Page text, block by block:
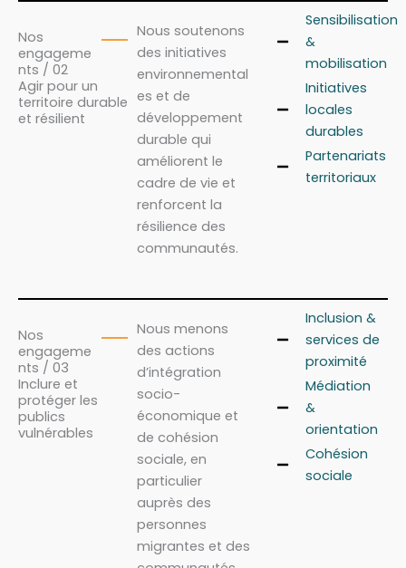
Nos
engageme
nts / 02
Agir pour un
territoire durable
et résilient
Nous soutenons
des initiatives
environnemental
es et de
développement
durable qui
améliorent le
cadre de vie et
renforcent la
résilience des
communautés.
Sensibilisation
&
mobilisation
Initiatives
locales
durables
Partenariats
territoriaux
Nos
engageme
nts / 03
Inclure et
protéger les
publics
vulnérables
Nous menons
des actions
d’intégration
socio-
économique et
de cohésion
sociale, en
particulier
auprès des
personnes
migrantes et des
Inclusion &
services de
proximité
Médiation
&
orientation
Cohésion
sociale